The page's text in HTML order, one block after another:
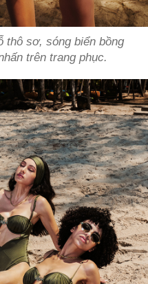
thô sơ, sóng biển bồng
trên trang phục.